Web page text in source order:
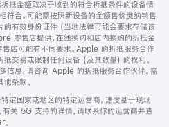
抵金额取决于收到的符合折抵条件的设备情
符合。可能需按照新设备的全额售价缴纳销售
的有效身份证件 (当地法律可能会要求存储该
零售店提供，在线换购和店内换购的折抵金
店可能有不同要求。Apple 的折抵服务合作
抵交易或限制任何设备 (及其数量) 的权利。
信息，请咨询 Apple 的折抵服务合作伙伴。需
条款。
定国家或地区的特定运营商。速度基于现场
关 5G 支持的详情，请联系你的运营商并查
。